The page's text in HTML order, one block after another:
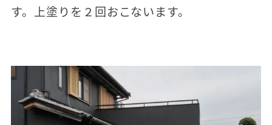
す。上塗りを２回おこないます。